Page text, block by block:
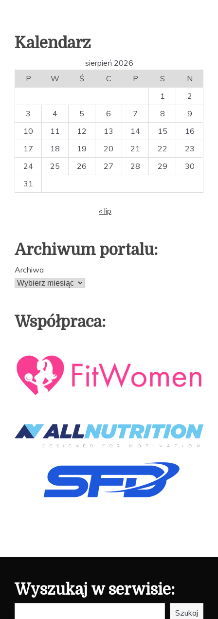
Kalendarz
sierpień 2026
P
W Ś C P S
N
1
2
3
4 5 6 7 8
9
10
11 12 13 14 15
16
17
18 19 20 21 22
23
24
25 26 27 28 29
30
31
« lip
Archiwum portalu:
Archiwa
Współpraca:
Wyszukaj w serwisie:
Szukaj